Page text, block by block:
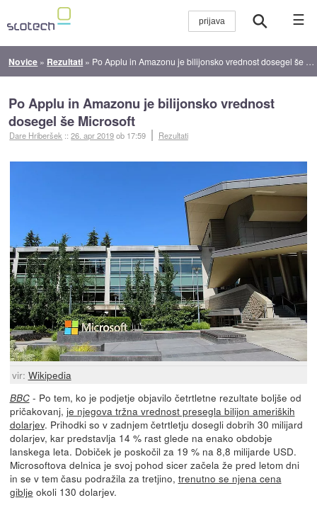
☰
Novice » Rezultati » Po Applu in Amazonu je bilijonsko vrednost dosegel še Microsoft
Po Applu in Amazonu je bilijonsko vrednost
dosegel še Microsoft
Dare Hriberšek ::26. apr 2019ob 17:59 Rezultati
vir: Wikipedia
BBC- Po tem, ko je podjetje objavilo četrtletne rezultate boljše od
pričakovanj, je njegova tržna vrednost presegla bilijon ameriških
dolarjev. Prihodki so v zadnjem četrtletju dosegli dobrih 30 milijard
dolarjev, kar predstavlja 14 % rast glede na enako obdobje
lanskega leta. Dobiček je poskočil za 19 % na 8,8 milijarde USD.
Microsoftova delnica je svoj pohod sicer začela že pred letom dni
in se v tem času podražila za tretjino, trenutno se njena cena
giblje okoli 130 dolarjev.